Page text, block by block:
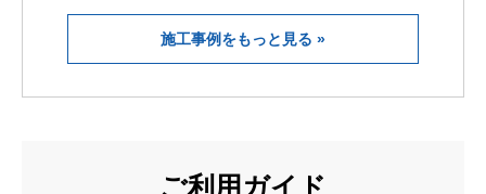
施工事例をもっと見る
ご利用ガイド